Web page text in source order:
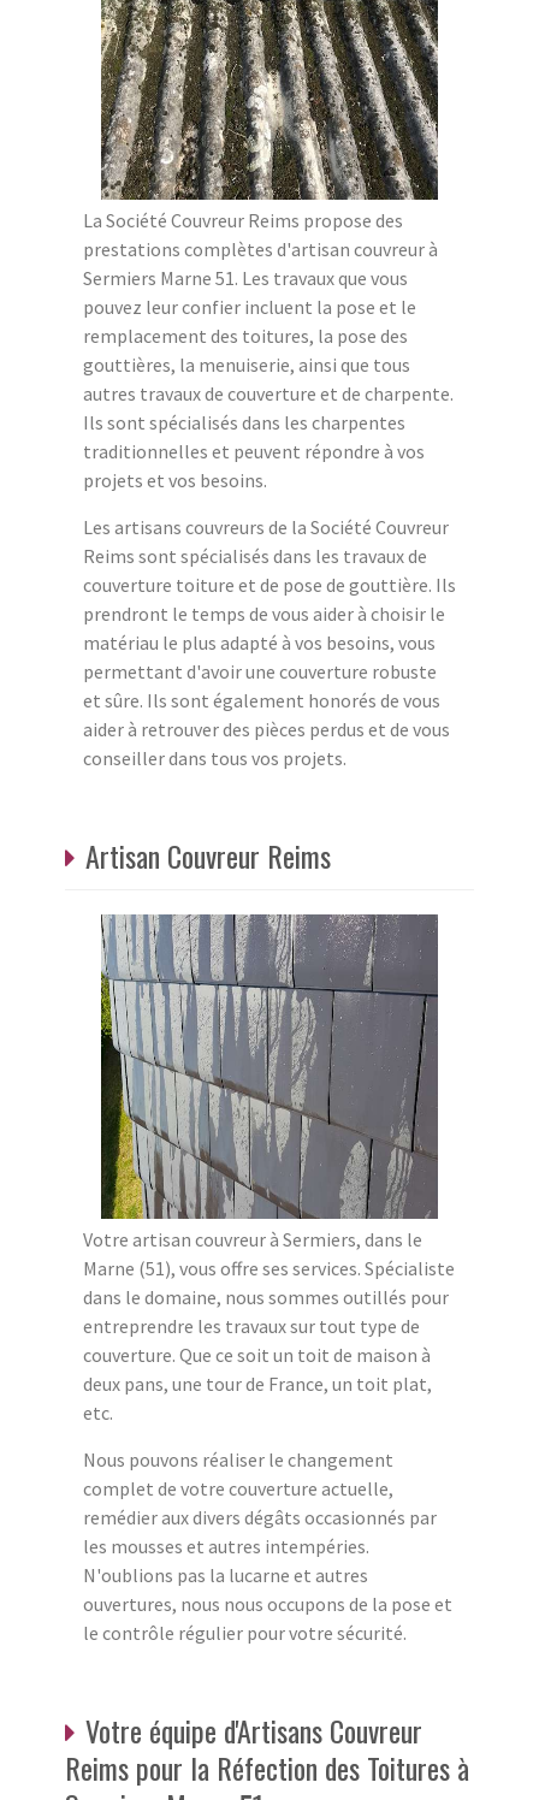
La Société Couvreur Reims propose des
prestations complètes d'artisan couvreur à
Sermiers Marne 51. Les travaux que vous
pouvez leur confier incluent la pose et le
remplacement des toitures, la pose des
gouttières, la menuiserie, ainsi que tous
autres travaux de couverture et de charpente.
Ils sont spécialisés dans les charpentes
traditionnelles et peuvent répondre à vos
projets et vos besoins.
Les artisans couvreurs de la Société Couvreur
Reims sont spécialisés dans les travaux de
couverture toiture et de pose de gouttière. Ils
prendront le temps de vous aider à choisir le
matériau le plus adapté à vos besoins, vous
permettant d'avoir une couverture robuste
et sûre. Ils sont également honorés de vous
aider à retrouver des pièces perdus et de vous
conseiller dans tous vos projets.
Artisan Couvreur Reims
Votre artisan couvreur à Sermiers, dans le
Marne (51), vous offre ses services. Spécialiste
dans le domaine, nous sommes outillés pour
entreprendre les travaux sur tout type de
couverture. Que ce soit un toit de maison à
deux pans, une tour de France, un toit plat,
etc.
Nous pouvons réaliser le changement
complet de votre couverture actuelle,
remédier aux divers dégâts occasionnés par
les mousses et autres intempéries.
N'oublions pas la lucarne et autres
ouvertures, nous nous occupons de la pose et
le contrôle régulier pour votre sécurité.
Votre équipe d'Artisans Couvreur
Reims pour la Réfection des Toitures à